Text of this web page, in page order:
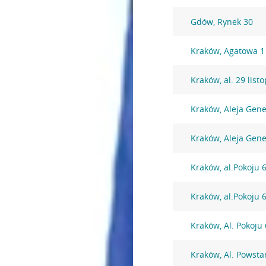
Gdów, Rynek 30
Kraków, Agatowa 1
Kraków, al. 29
Kraków, Aleja
Kraków, Aleja
Kraków, al.Pokoju
Kraków, al.Pokoju
Kraków, Al. Pokoju
Kraków, Al.